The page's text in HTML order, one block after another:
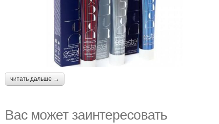
читать дальше →
Вас может заинтересовать